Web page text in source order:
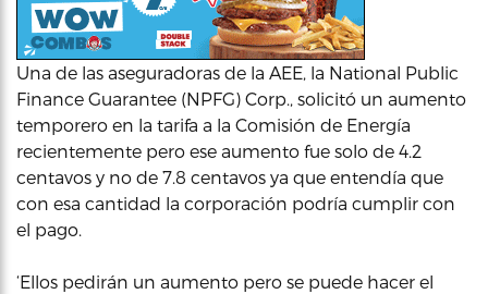
Una de las aseguradoras de la AEE, la National Public
Finance Guarantee (NPFG) Corp., solicitó un aumento
temporero en la tarifa a la Comisión de Energía
recientemente pero ese aumento fue solo de 4.2
centavos y no de 7.8 centavos ya que entendía que
con esa cantidad la corporación podría cumplir con
el pago.
‘Ellos pedirán un aumento pero se puede hacer el